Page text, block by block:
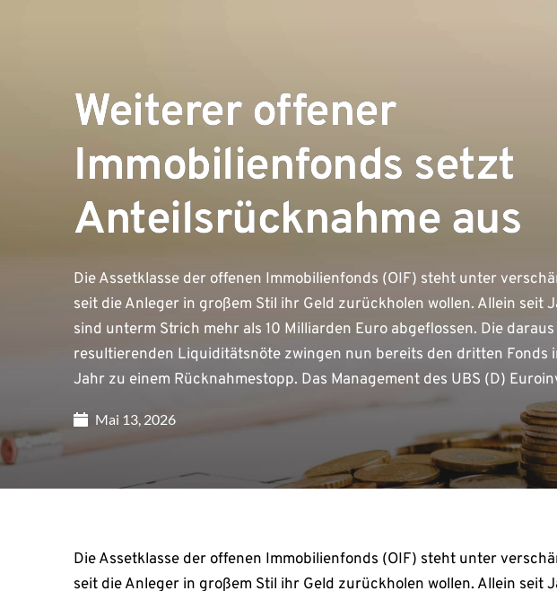
Weiterer offener
Immobilienfonds setzt
Anteilsrücknahme aus
Die Assetklasse der offenen Immobilienfonds (OIF) steht unter
seit die Anleger in großem Stil ihr Geld zurückholen wollen. Allein seit
sind unterm Strich mehr als 10 Milliarden Euro abgeflossen. Die daraus
resultierenden Liquiditätsnöte zwingen nun bereits den dritten Fonds
Jahr zu einem Rücknahmestopp. Das Management des UBS (D)
Mai 13, 2026
Die Assetklasse der offenen Immobilienfonds (OIF) steht unter
seit die Anleger in großem Stil ihr Geld zurückholen wollen. Allein seit